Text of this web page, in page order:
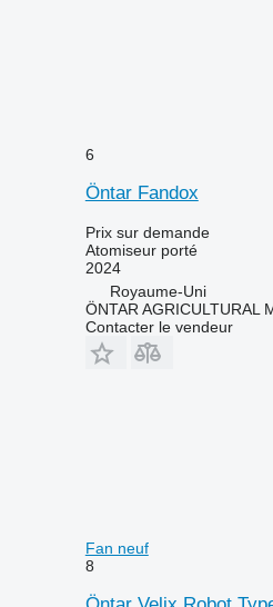
6
Öntar Fandox
Prix sur demande
Atomiseur porté
2024
Royaume-Uni
ÖNTAR AGRICULTURAL
Contacter le vendeur
Fan neuf
8